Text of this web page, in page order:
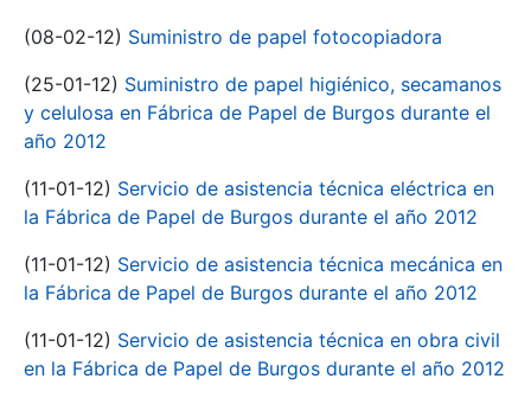
(08-02-12) Suministro de papel fotocopiadora
(25-01-12) Suministro de papel higiénico, secamanos
y celulosa en Fábrica de Papel de Burgos durante el
año 2012
(11-01-12) Servicio de asistencia técnica eléctrica en
la Fábrica de Papel de Burgos durante el año 2012
(11-01-12) Servicio de asistencia técnica mecánica en
la Fábrica de Papel de Burgos durante el año 2012
(11-01-12) Servicio de asistencia técnica en obra civil
en la Fábrica de Papel de Burgos durante el año 2012